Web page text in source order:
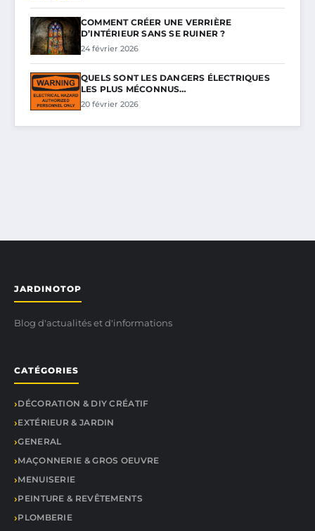
COMMENT CRÉER UNE VERRIÈRE
D’INTÉRIEUR SANS SE RUINER ?
24 février 2026
QUELS SONT LES DANGERS ÉLECTRIQUES
LES PLUS MÉCONNUS…
20 février 2026
JARDINOTOP
Blog d'actualités et d'informations
CATÉGORIES
DÉCORATION & DIY CRÉATIF
EXTÉRIEUR & JARDIN
GENERAL
MAÇONNERIE & GROS OEUVRE
MENUISERIE
PEINTURE & REVÊTEMENTS
PLOMBERIE